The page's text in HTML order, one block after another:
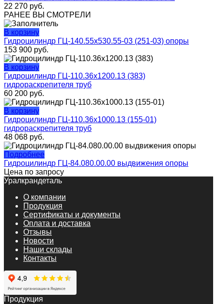
22 270 руб.
РАНЕЕ ВЫ СМОТРЕЛИ
В корзину
Гидроцилиндр ГЦ-140.55х530.55-03 (251-03) опоры
153 900 руб.
В корзину
Гидроцилиндр ГЦ-110.36х1200.13 (383)
гидрораскрепителя труб
60 200 руб.
В корзину
Гидроцилиндр ГЦ-110.36х1000.13 (155-01)
гидрораскрепителя труб
48 068 руб.
Подробнее
Гидроцилиндр ГЦ-84.080.00.00 выдвижения опоры
Цена по запросу
Уралкрандеталь
О компании
Продукция
Сертификаты и документы
Оплата и доставка
Отзывы
Новости
Наши склады
Контакты
Продукция